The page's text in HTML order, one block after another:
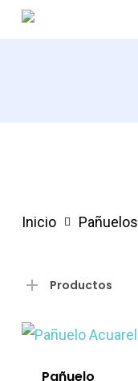
Skip
Inicio Pañuelos
Productos
Pañuelo